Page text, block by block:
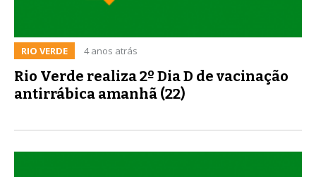
RIO VERDE 4 anos atrás
Rio Verde realiza 2º Dia D de vacinação
antirrábica amanhã (22)